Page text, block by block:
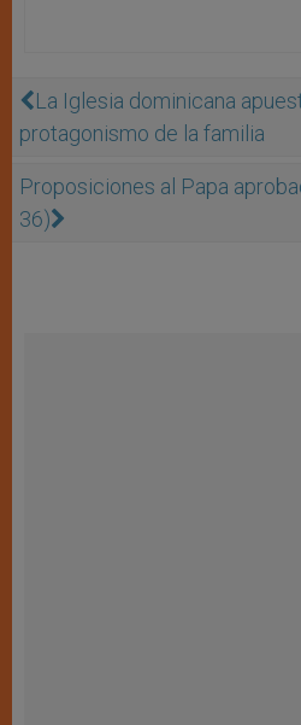
La Iglesia dominicana
protagonismo de la familia
Proposiciones al Papa
36)